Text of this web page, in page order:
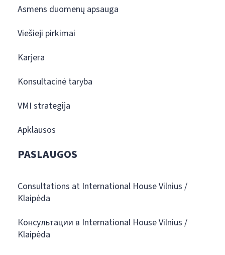
Asmens duomenų apsauga
Viešieji pirkimai
Karjera
Konsultacinė taryba
VMI strategija
Apklausos
PASLAUGOS
Consultations at International House Vilnius /
Klaipėda
Консультации в International House Vilnius /
Klaipėda